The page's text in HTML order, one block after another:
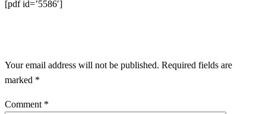
[pdf id=’5586′]
Your email address will not be published. Required fields are
marked *
Comment *